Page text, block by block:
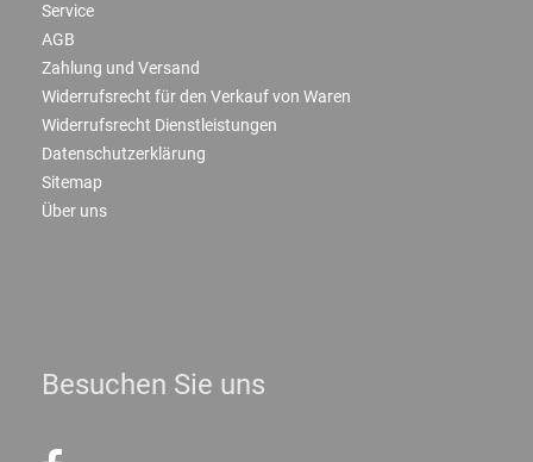
Service
AGB
Zahlung und Versand
Widerrufsrecht für den Verkauf von Waren
Widerrufsrecht Dienstleistungen
Datenschutzerklärung
Sitemap
Über uns
Besuchen Sie uns